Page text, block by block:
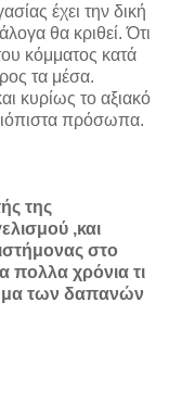
έχει την δική
θα κριθεί. Ότι
κόμματος κατά
τα μέσα.
κυρίως το αξιακό
πρόσωπα.
της
,και
στο
πολλα χρόνια τι
των δαπανών